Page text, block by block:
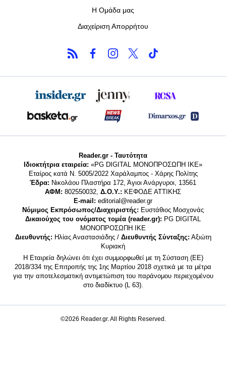
Η Ομάδα μας
Διαχείριση Απορρήτου
Reader.gr - Ταυτότητα
Ιδιοκτήτρια εταιρεία: «PG DIGITAL MONΟΠΡΟΣΩΠΗ ΙΚΕ»
Εταίρος κατά Ν. 5005/2022 Χαράλαμπος - Χάρης Πολίτης
Έδρα: Νικολάου Πλαστήρα 172, Άγιοι Ανάργυροι, 13561
ΑΦΜ: 802550032, Δ.Ο.Υ.: ΚΕΦΟΔΕ ΑΤΤΙΚΗΣ
E-mail: editorial@reader.gr
Νόμιμος Εκπρόσωπος/Διαχειριστής: Ευστάθιος Μοσχονάς
Δικαιούχος του ονόματος τομέα (reader.gr): PG DIGITAL
MONΟΠΡΟΣΩΠΗ ΙΚΕ
Διευθυντής: Ηλίας Αναστασιάδης / Διευθυντής Σύνταξης: Αξιώτη
Κυριακή
Η Εταιρεία δηλώνει ότι έχει συμμορφωθεί με τη Σύσταση (ΕΕ)
2018/334 της Επιτροπής της 1ης Μαρτίου 2018 σχετικά με τα μέτρα
για την αποτελεσματική αντιμετώπιση του παράνομου περιεχομένου
στο διαδίκτυο (L 63).
©2026 Reader.gr. All Rights Reserved.